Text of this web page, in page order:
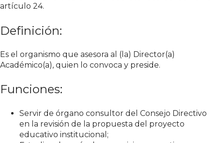
artículo 24.
Definición:
Es el organismo que asesora al (la) Director(a)
Académico(a), quien lo convoca y preside.
Funciones:
Servir de órgano consultor del Consejo Directivo
en la revisión de la propuesta del proyecto
educativo institucional;